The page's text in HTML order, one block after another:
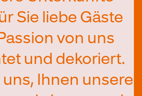
Sie liebe Gäste
von uns
und dekoriert.
Ihnen unsere